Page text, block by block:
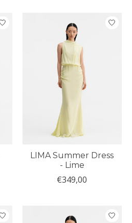
LIMA Summer Dress
- Lime
€349,00